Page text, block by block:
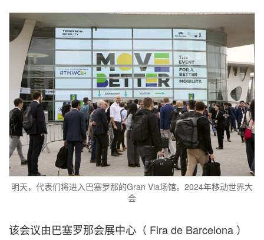
明天，代表们将进入巴塞罗那的Gran Via场馆。2024年移动世界大
会
该会议由巴塞罗那会展中心（ Fira de Barcelona ）